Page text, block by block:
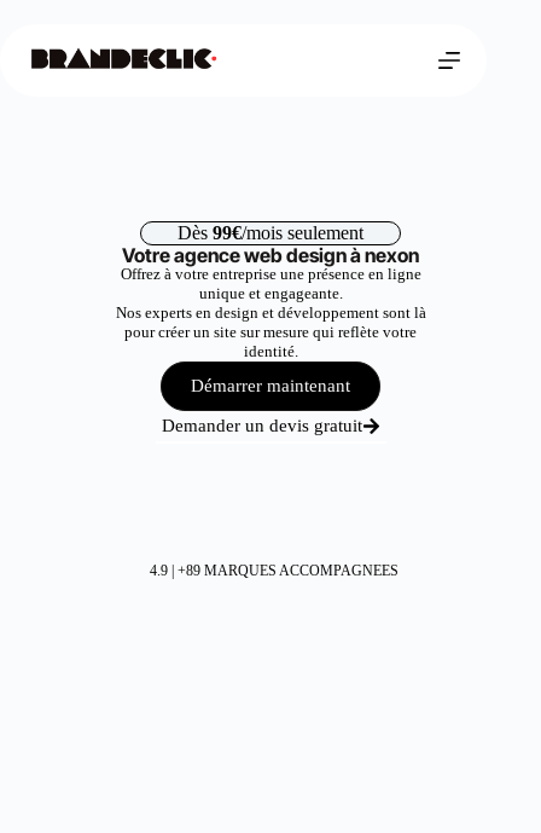
Dès 99€/mois seulement
Votre agence web design à nexon
Offrez à votre entreprise une présence en ligne
unique et engageante.
Nos experts en design et développement sont là
pour créer un site sur mesure qui reflète votre
identité.
Démarrer maintenant
Demander un devis gratuit
4.9 | +89 MARQUES ACCOMPAGNEES